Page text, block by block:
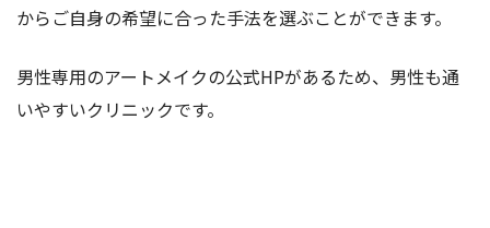
からご自身の希望に合った手法を選ぶことができます。
男性専用のアートメイクの公式HPがあるため、男性も通
いやすいクリニックです。